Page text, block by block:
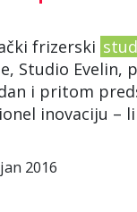
frizerski
Studio Evelin,
i pritom
inovaciju –
2016